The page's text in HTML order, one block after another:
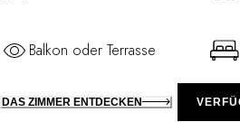
Balkon oder Terrasse
DAS ZIMMER ENTDECKEN